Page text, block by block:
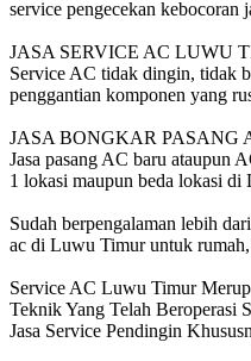
service pengecekan kebocoran
JASA SERVICE AC LUWU
Service AC tidak dingin, tidak
penggantian komponen yang
JASA BONGKAR PASANG
Jasa pasang AC baru ataupun
1 lokasi maupun beda lokasi
Sudah berpengalaman lebih
ac di Luwu Timur untuk
Service AC Luwu Timur
Teknik Yang Telah Beroperasi
Jasa Service Pendingin